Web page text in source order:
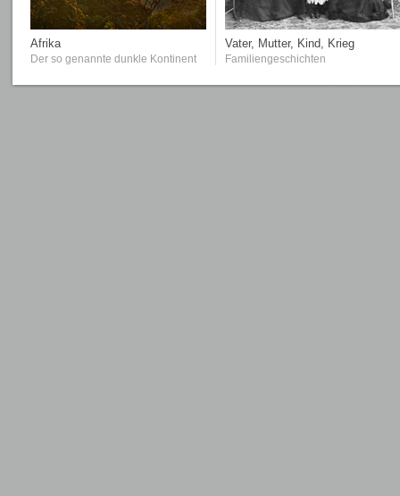
Afrika
Der so genannte dunkle Kontinent
Vater, Mutter, Kind, Krieg
Familiengeschichten